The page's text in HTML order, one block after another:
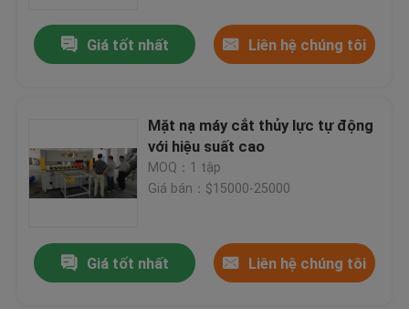
Giá tốt nhất Liên hệ chúng tôi
Mặt nạ máy cắt thủy lực tự động
với hiệu suất cao
MOQ：1 tập
Giá bán：$15000-25000
Giá tốt nhất Liên hệ chúng tôi